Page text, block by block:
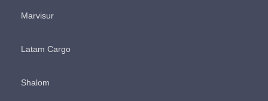
Marvisur
Latam Cargo
Shalom